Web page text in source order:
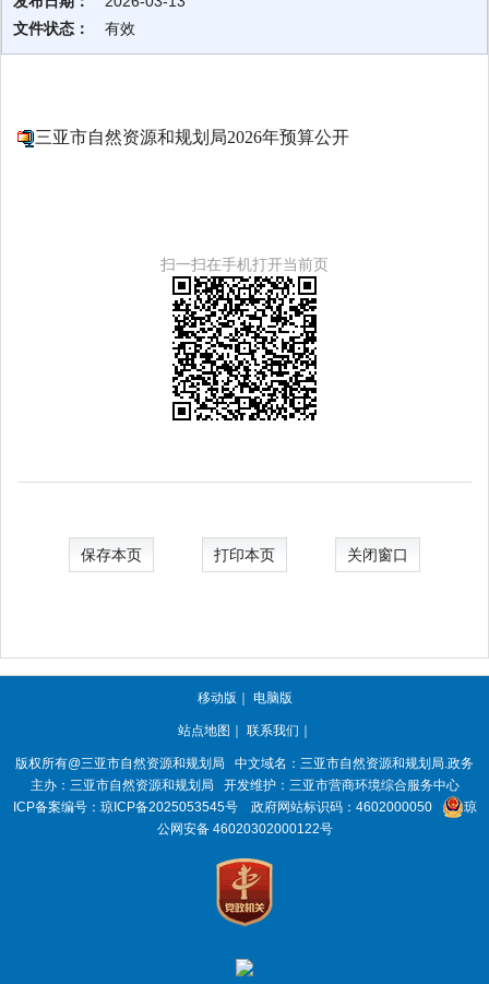
文件状态：
有效
三亚市自然资源和规划局2026年预算公开
扫一扫在手机打开当前页
保存本页 打印本页 关闭窗口
移动版 ｜ 电脑版
站点地图 ｜ 联系我们 ｜
版权所有@三亚市自然资源和规划局
中文域名：三亚市自然资源和规划局.政务
主办：三亚市自然资源和规划局
开发维护：三亚市营商环境综合服务中心
ICP备案编号： 琼ICP备2025053545号 政府网站标识码： 4602000050
琼
公网安备 46020302000122号